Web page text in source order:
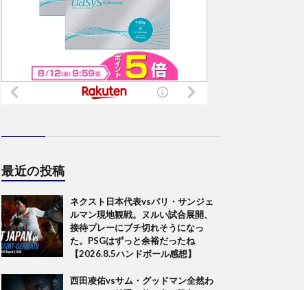
最近の投稿
ネクスト日本代表vsパリ・サンジェ
ルマン現地観戦。ヌルい試合展開、
接待プレーにブチ切れそうになっ
た。PSGはずっと余裕だったね
【2026.8.5ハンドボール感想】
西田凌佑vsサム・グッドマン全然わ